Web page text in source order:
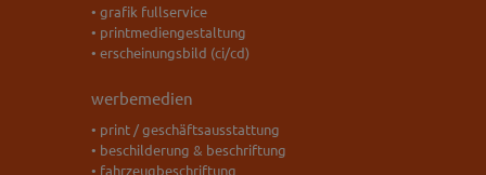
• grafik fullservice
• printmediengestaltung
• erscheinungsbild (ci/cd)
werbemedien
• print / geschäftsausstattung
• beschilderung & beschriftung
• fahrzeugbeschriftung